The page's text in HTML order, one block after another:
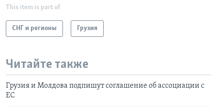
This item is part of
СНГ и регионы Грузия
Читайте также
Грузия и Молдова подпишут соглашение об ассоциации с
ЕС